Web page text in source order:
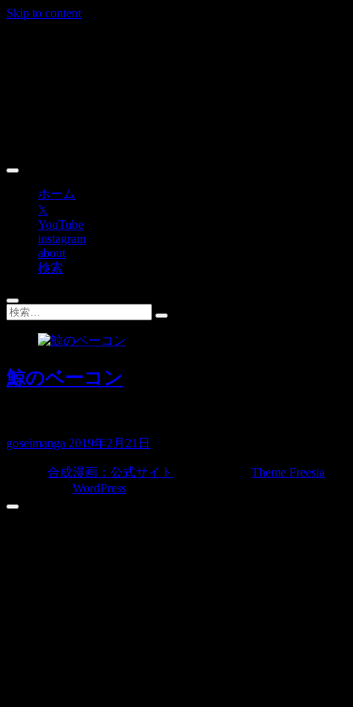
Skip to content
ホーム
𝕏
YouTube
instagram
about
検索
鯨のベーコン
goseimanga 2019年2月21日
合成漫画：公式サイト Theme Freesia
WordPress